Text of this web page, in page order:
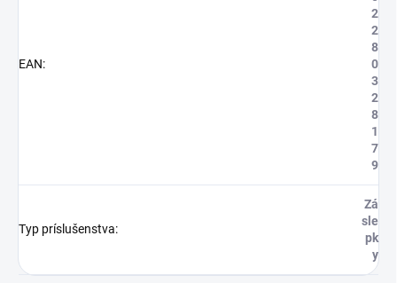
EAN:
2
2
8
0
3
2
8
1
7
9
Typ príslušenstva:
Zá
sle
pk
y